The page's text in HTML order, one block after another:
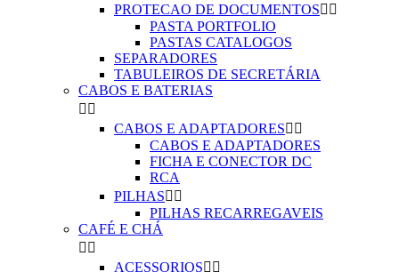
PROTECAO DE DOCUMENTOS 
PASTA PORTFOLIO
PASTAS CATALOGOS
SEPARADORES
TABULEIROS DE SECRETÁRIA
CABOS E BATERIAS
 
CABOS E ADAPTADORES 
CABOS E ADAPTADORES
FICHA E CONECTOR DC
RCA
PILHAS 
PILHAS RECARREGAVEIS
CAFÉ E CHÁ
 
ACESSORIOS 